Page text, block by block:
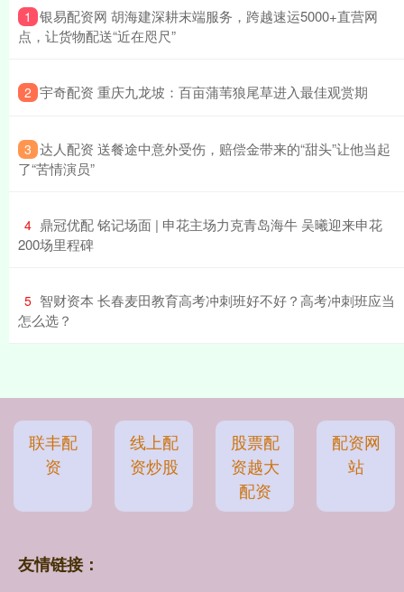
1 ​银易配资网 胡海建深耕末端服务，跨越速运5000+直营网
点，让货物配送“近在咫尺”
2 ​宇奇配资 重庆九龙坡：百亩蒲苇狼尾草进入最佳观赏期
3 ​达人配资 送餐途中意外受伤，赔偿金带来的“甜头”让他当起
了“苦情演员”
4 ​鼎冠优配 铭记场面 | 申花主场力克青岛海牛 吴曦迎来申花
200场里程碑
5 ​智财资本 长春麦田教育高考冲刺班好不好？高考冲刺班应当
怎么选？
联丰配
资
线上配
资炒股
股票配
资越大
配资
配资网
站
友情链接：